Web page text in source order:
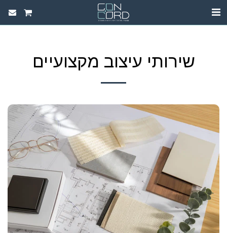
שירותי עיצוב מקצועיים